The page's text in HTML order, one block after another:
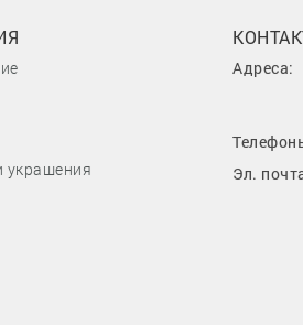
украшения
Адреса:
Эл.